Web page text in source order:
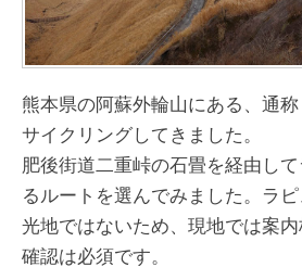
熊本県の阿蘇外輪山にある、通
サイクリングしてきました。
肥後街道二重峠の石畳を経由し
るルートを選んでみました。ラ
光地ではないため、現地では案
確認は必須です。